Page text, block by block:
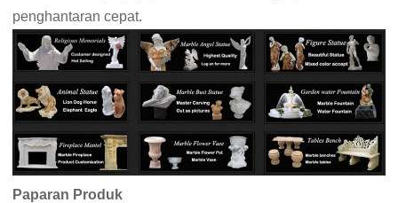
penghantaran cepat.
Paparan Produk